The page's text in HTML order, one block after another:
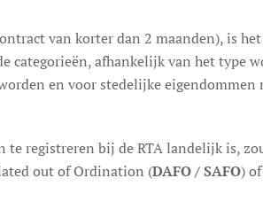
van korter dan 2 maanden), is
categorieën, afhankelijk van het type
en voor stedelijke eigendommen
registreren bij de RTA landelijk is,
out of Ordination (DAFO / SAFO)